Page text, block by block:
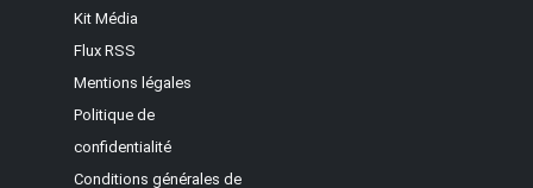
Kit Média
Flux RSS
Mentions légales
Politique de
confidentialité
Conditions générales de